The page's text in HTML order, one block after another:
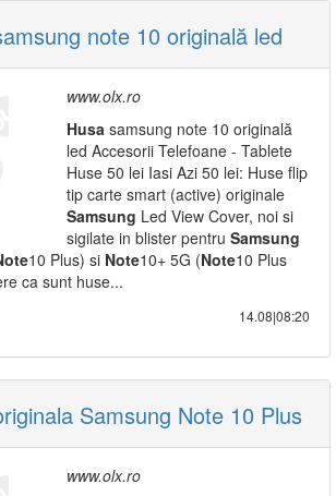
note 10 originală led
www.olx.ro
Husa samsung note 10 originală
led Accesorii Telefoane - Tablete
Huse 50 lei Iasi Azi 50 lei: Huse flip
tip carte smart (active) originale
Samsung Led View Cover, noi si
sigilate in blister pentru Samsung
10 Plus) si Note10+ 5G (Note10 Plus
ca sunt huse...
14.08|08:20
Samsung Note 10 Plus
www.olx.ro